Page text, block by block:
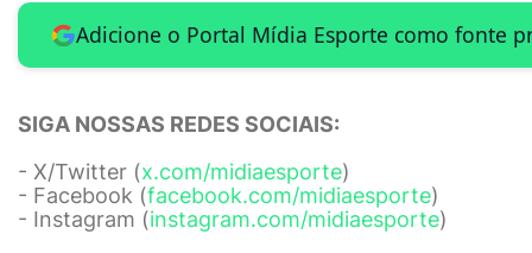
Adicione o Portal Mídia Esporte como fonte
SIGA NOSSAS REDES SOCIAIS:
- X/Twitter (x.com/midiaesporte)
- Facebook (facebook.com/midiaesporte)
- Instagram (instagram.com/midiaesporte)